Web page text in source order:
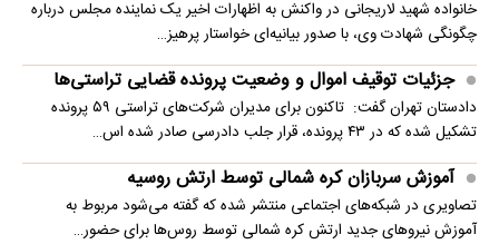
خانواده شهید لاریجانی در واکنش به اظهارات اخیر یک نماینده مجلس درباره
چگونگی شهادت وی، با صدور بیانیه‌ای خواستار پرهیز…
جزئیات توقیف اموال و وضعیت پرونده قضایی تراستی‌ها
دادستان تهران گفت: تاکنون برای مدیران شرکت‌های تراستی ۵۹ پرونده
تشکیل شده که در ۴۳ پرونده، قرار جلب دادرسی صادر شده اس…
آموزش سربازان کره شمالی توسط ارتش روسیه
تصاویری در شبکه‌های اجتماعی منتشر شده که گفته می‌شود مربوط به
آموزش نیروهای جدید ارتش کره شمالی توسط روس‌ها برای حضور…